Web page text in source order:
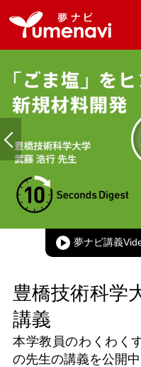
Time
夢ナビ講義
豊橋技術科学
講義
本学教員のわくわく
の先生の講義を公開中